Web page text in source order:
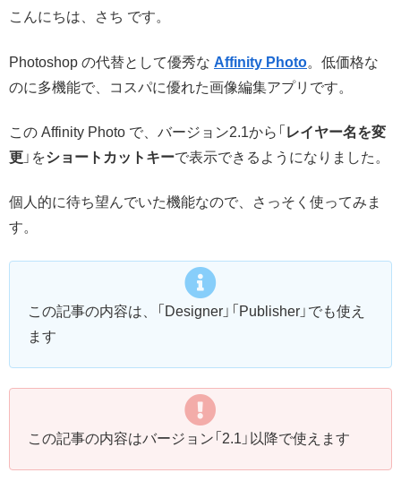
こんにちは、さち です。
Photoshop の代替として優秀な Affinity Photo。低価格な
のに多機能で、コスパに優れた画像編集アプリです。
この Affinity Photo で、バージョン2.1から「 レイヤー名を変
更 」をショートカットキーで表示できるようになりました。
個人的に待ち望んでいた機能なので、さっそく使ってみま
す。
この記事の内容は、「Designer」「Publisher」でも使え
ます
この記事の内容はバージョン「2.1」以降で使えます